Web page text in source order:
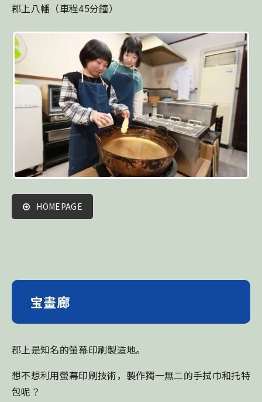
郡上八幡（車程45分鐘）
HOMEPAGE
宝畫廊
郡上是知名的螢幕印刷製造地。
想不想利用螢幕印刷技術，製作獨一無二的手拭巾和托特
包呢？